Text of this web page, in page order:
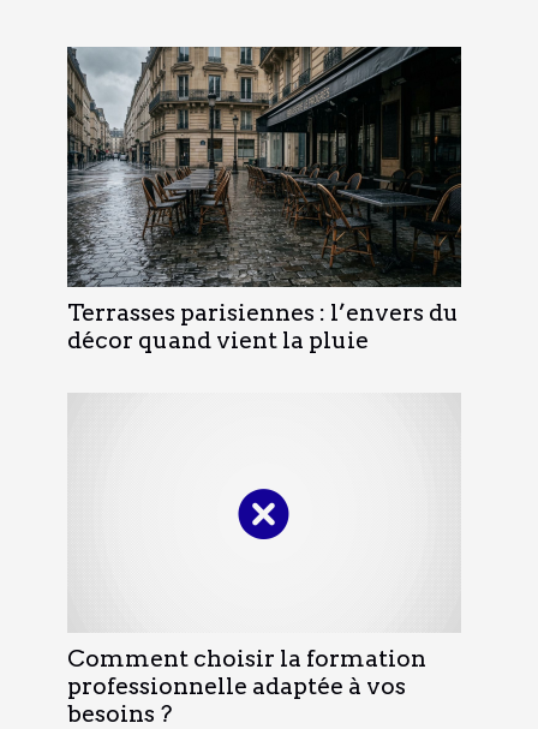
Terrasses parisiennes : l’envers du
décor quand vient la pluie
Comment choisir la formation
professionnelle adaptée à vos
besoins ?